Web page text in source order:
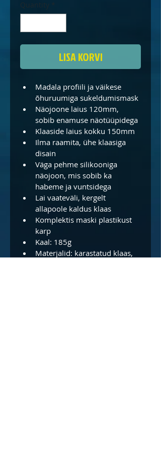
Quantity *
LISA KORVI
Madala profiili ja väikese
õhuruumiga sukeldumismask
Näojoone laius 120mm,
sobib enamuse näotüüpidega
Klaaside laius kokku 150mm
Ilma raamita, ühe klaasiga
disain
Väga pehme silikooniga
näojoon, mis sobib ka
habeme ja vuntsidega
Lai vaateväli, kergelt
allapoole kaldus klaas
Komplektis maski plastikust
karp
Kaal: 185g
Materjalid: karastatud klaas,